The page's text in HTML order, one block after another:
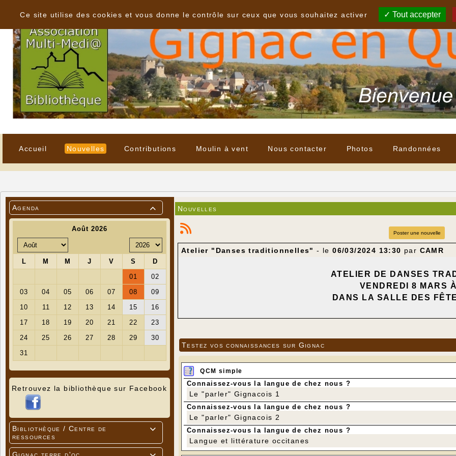
Accueil Nouvelles Contributions Moulin à vent Nous contacter Photos Randonnées

Agenda
Retrouvez la bibliothèque sur Facebook

Bibliothèque / Centre de
ressources
Nouvelles
Poster une nouvelle
Atelier "Danses traditionnelles" - le06/03/2024 13:30 par CAMR
ATELIER DE DANSES
VENDREDI 8 MARS
DANS LA SALLE DES
L'atelier "Danses traditionnelles" est animé par Dominique
- Apprentissage ou révision des pas de danses les plus
- Apprentissage ou révision de danses collectives, de
etc...).
Le but est la transmission et le partage de danses apprises
Cet atelier est ouvert aux débutants et non-débutants
connaissances en danse Trad'.
Testez vos connaissances sur Gignac
QCM simple
Connaissez-vous la langue de chez nous ?
Le "parler" Gignacois 1
Connaissez-vous la langue de chez nous ?
Le "parler" Gignacois 2
Connaissez-vous la langue de chez nous ?
Langue et littérature occitanes
Ce site utilise des cookies et vous donne le contrôle sur ceux que vous souhaitez activer
Tout accepter